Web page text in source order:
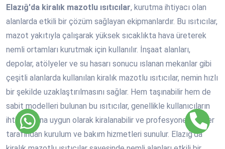
Elazığ'da kiralık mazotlu ısıtıcılar, kurutma ihtiyacı olan
alanlarda etkili bir çözüm sağlayan ekipmanlardır. Bu ısıtıcılar,
mazot yakıtıyla çalışarak yüksek sıcaklıkta hava üreterek
nemli ortamları kurutmak için kullanılır. İnşaat alanları,
depolar, atölyeler ve su hasarı sonucu ıslanan mekanlar gibi
çeşitli alanlarda kullanılan kiralık mazotlu ısıtıcılar, nemin hızlı
bir şekilde uzaklaştırılmasını sağlar. Hem taşınabilir hem de
sabit modelleri bulunan bu ısıtıcılar, genellikle kullanıcıların
ihtiyaçlarına uygun olarak kiralanabilir ve profesyonel ekipler
tarafından kurulum ve bakım hizmetleri sunulur. Elazığ'da